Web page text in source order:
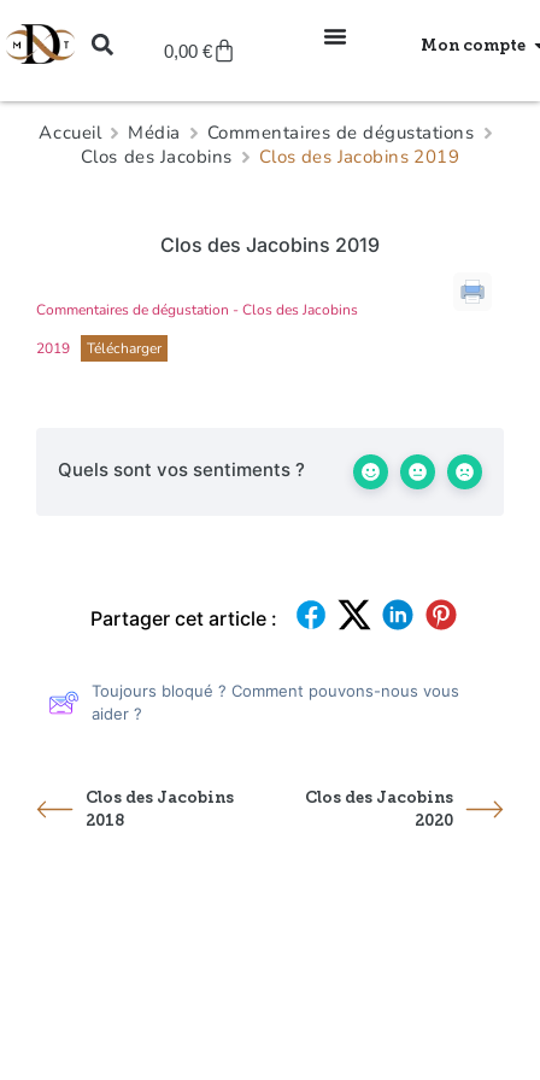
0,00 € Mon compte
Accueil Média
Commentaires de dégustations
Clos des Jacobins
Clos des Jacobins 2019
Clos des Jacobins 2019
Commentaires de dégustation - Clos des Jacobins
2019
Télécharger
Quels sont vos sentiments ?
Partager cet article :
Toujours bloqué ? Comment pouvons-nous vous
aider ?
Clos des Jacobins
2018
Clos des Jacobins
2020